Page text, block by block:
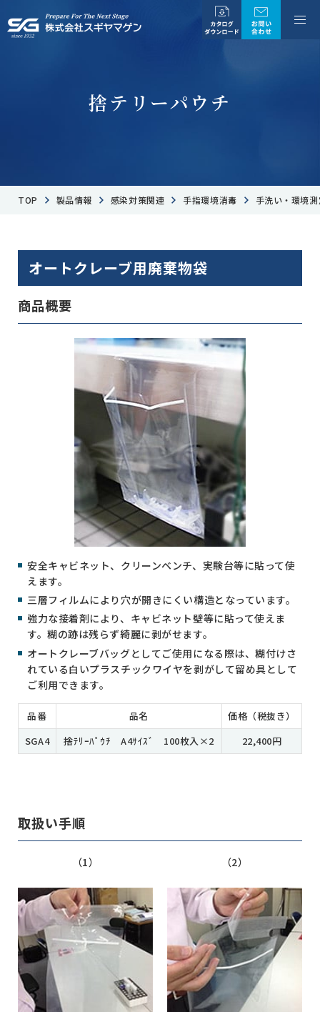
捨テリーパウチ
TOP 製品情報 感染対策関連 手指環境消毒 手洗い・環境
オートクレーブ用廃棄物袋
商品概要
安全キャビネット、クリーンベンチ、実験台等に貼って使
えます。
三層フィルムにより穴が開きにくい構造となっています。
強力な接着剤により、キャビネット壁等に貼って使えま
す。糊の跡は残らず綺麗に剥がせます。
オートクレーブバッグとしてご使用になる際は、糊付けさ
れている白いプラスチックワイヤを剥がして留め具として
ご利用できます。
品番 品名
価格（税抜き）
SGA4
捨ﾃﾘｰﾊﾟｳﾁ A4ｻｲｽﾞ 100枚入×2 22,400円
取扱い手順
（1） （2）